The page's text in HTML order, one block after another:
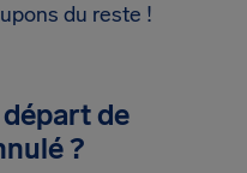
du reste !
de
?